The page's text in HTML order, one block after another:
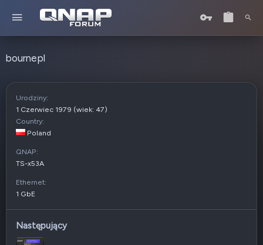
bournepl
Urodziny
1 Czerwiec 1979 (wiek: 47)
Country
Poland
QNAP
TS-x53A
Ethernet
1 GbE
Następujący